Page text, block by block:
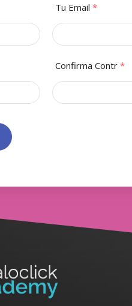
Tu Email *
Confirma Contr *